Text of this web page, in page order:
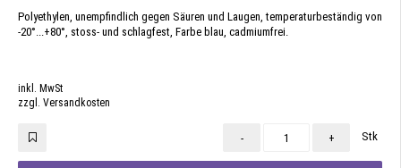
Polyethylen, unempfindlich gegen Säuren und Laugen, temperaturbeständig von
-20°...+80°, stoss- und schlagfest, Farbe blau, cadmiumfrei.
inkl. MwSt
zzgl. Versandkosten
- + Stk